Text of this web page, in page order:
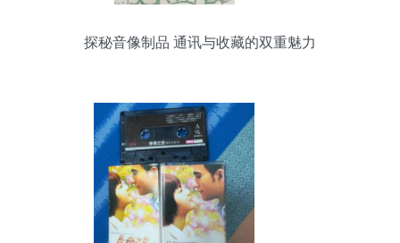
探秘音像制品 通讯与收藏的双重魅力